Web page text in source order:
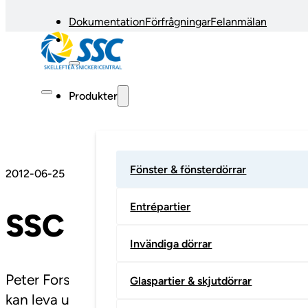
DokumentationFörfrågningarFelanmälan
Produkter
Fönster & fönsterdörrar
Entrépartier
Invändiga dörrar
Glaspartier & skjutdörrar
2012-06-25
SSC lanserar unik
Peter Forsséll tror inte att det finns någon
kan leva upp till den europeiska brandklassen